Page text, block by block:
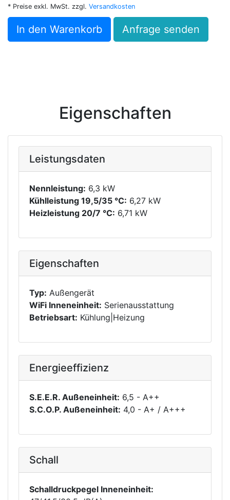
* Preise exkl. MwSt. zzgl. Versandkosten
In den Warenkorb Anfrage senden
Eigenschaften
Leistungsdaten
Nennleistung: 6,3 kW
Kühlleistung 19,5/35 °C: 6,27 kW
Heizleistung 20/7 °C: 6,71 kW
Eigenschaften
Typ: Außengerät
WiFi Inneneinheit: Serienausstattung
Betriebsart: Kühlung|Heizung
Energieeffizienz
S.E.E.R. Außeneinheit: 6,5 - A++
S.C.O.P. Außeneinheit: 4,0 - A+ / A+++
Schall
Schalldruckpegel Inneneinheit: